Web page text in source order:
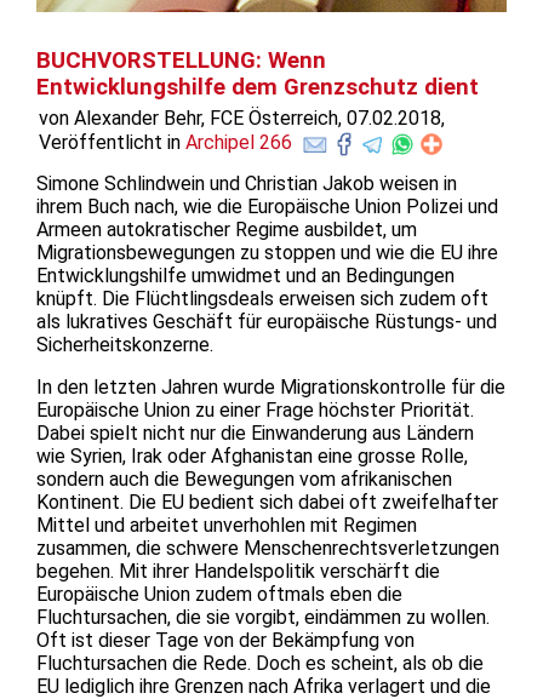
BUCHVORSTELLUNG: Wenn
Entwicklungshilfe dem Grenzschutz dient
von Alexander Behr, FCE Österreich, 07.02.2018,
Veröffentlicht in Archipel 266
Simone Schlindwein und Christian Jakob weisen in
ihrem Buch nach, wie die Europäische Union Polizei und
Armeen autokratischer Regime ausbildet, um
Migrationsbewegungen zu stoppen und wie die EU ihre
Entwicklungshilfe umwidmet und an Bedingungen
knüpft. Die Flüchtlingsdeals erweisen sich zudem oft
als lukratives Geschäft für europäische Rüstungs- und
Sicherheitskonzerne.
In den letzten Jahren wurde Migrationskontrolle für die
Europäische Union zu einer Frage höchster Priorität.
Dabei spielt nicht nur die Einwanderung aus Ländern
wie Syrien, Irak oder Afghanistan eine grosse Rolle,
sondern auch die Bewegungen vom afrikanischen
Kontinent. Die EU bedient sich dabei oft zweifelhafter
Mittel und arbeitet unverhohlen mit Regimen
zusammen, die schwere Menschenrechtsverletzungen
begehen. Mit ihrer Handelspolitik verschärft die
Europäische Union zudem oftmals eben die
Fluchtursachen, die sie vorgibt, eindämmen zu wollen.
Oft ist dieser Tage von der Bekämpfung von
Fluchtursachen die Rede. Doch es scheint, als ob die
EU lediglich ihre Grenzen nach Afrika verlagert und die